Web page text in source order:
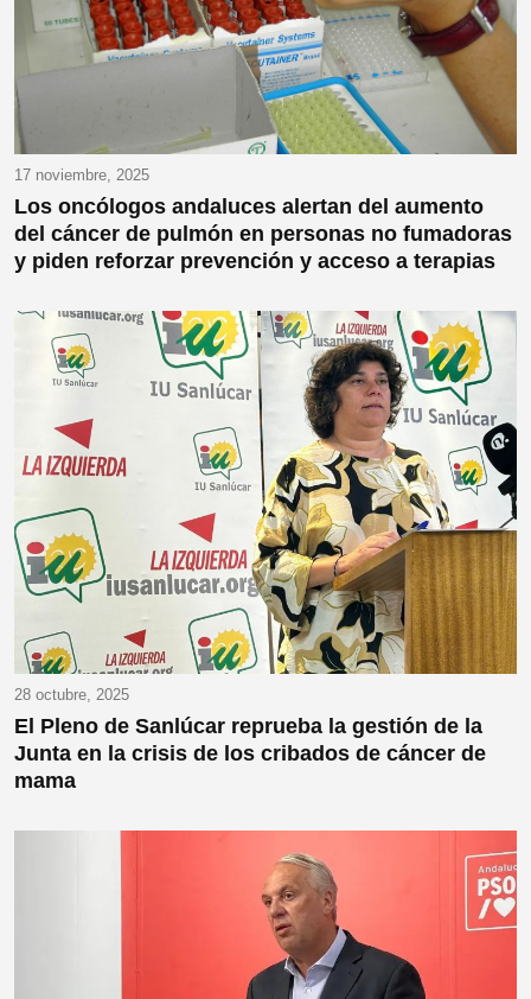
17 noviembre, 2025
Los oncólogos andaluces alertan del aumento
del cáncer de pulmón en personas no fumadoras
y piden reforzar prevención y acceso a terapias
28 octubre, 2025
El Pleno de Sanlúcar reprueba la gestión de la
Junta en la crisis de los cribados de cáncer de
mama